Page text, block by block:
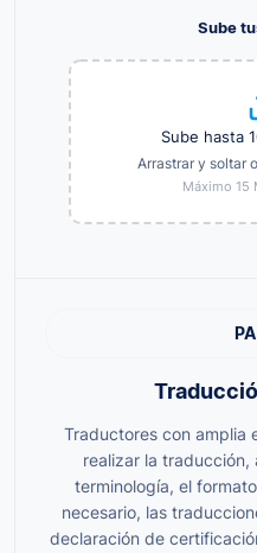
Sube
Sube hasta
Arrastrar y soltar o
Máximo 15
Traductores con amplia
realizar la traducción,
terminología, el
necesario, las
declaración de